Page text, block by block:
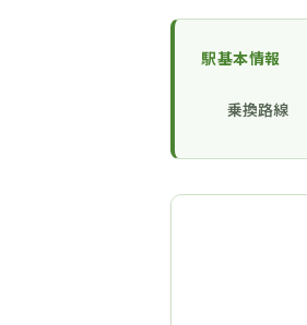
駅基本情報
乗換路線